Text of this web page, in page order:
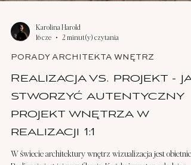
16 cze
2 minut(y) czytania
PORADY ARCHITEKTA WNĘTRZ
Realizacja vs. projekt -